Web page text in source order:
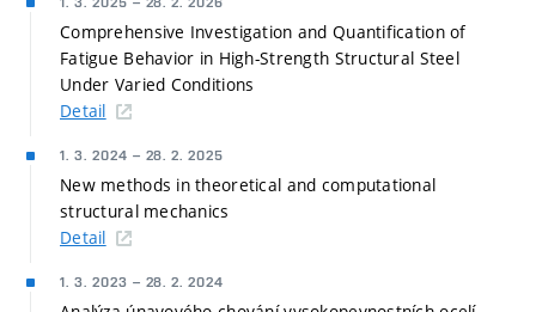
Comprehensive Investigation and Quantification of
Fatigue Behavior in High-Strength Structural Steel
Under Varied Conditions
Detail
1. 3. 2024 – 28. 2. 2025
New methods in theoretical and computational
structural mechanics
Detail
1. 3. 2023 – 28. 2. 2024